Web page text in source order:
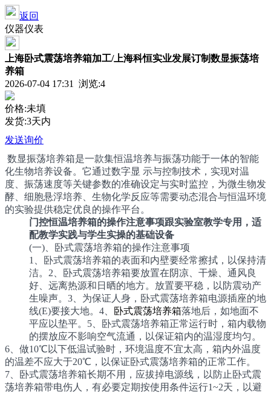
返回
仪器仪表
上海卧式震荡培养箱加工/上海科恒实业发展订制数显振荡培
养箱
2026-07-04 17:31 浏览:4
价格:未填
发货:3天内
发送询价
数显振荡培养箱是一款集恒温培养与振荡功能于一体的智能
化生物培养设备。它通过数字显 示与控制技术，实现对温
度、振荡速度等关键参数的准确设定与实时监控，为微生物发
酵、细胞悬浮培养、生物化学反应等需要动态混合与恒温环境
的实验提供稳定优良的操作平台。
门控恒温培养箱的操作注意事项跟实验室教学专用，适
配教学实践与学生实操的基础设备
(一)、卧式震荡培养箱的操作注意事项
1、卧式震荡培养箱的表面和内壁要经常擦拭，以保持清
洁。2、卧式震荡培养箱要放置在阴凉、干燥、通风良
好、远离热源和日晒的地方。放置要平稳，以防震动产
生噪声。3、为保证人身，卧式震荡培养箱电源插座的地
线(E)要接大地。4、
卧式震荡培养箱落地后，如地面不
平应以垫平。5、卧式震荡培养箱正常运行时，箱内载物
的摆放应不影响空气流通，以保证箱内的温湿度均匀。
6、做10℃以下低温试验时，环境温度不宜太高，箱内外温度
的温差不应大于20℃，以保证卧式震荡培养箱的正常工作。
7、卧式震荡培养箱长期不用，应拔掉电源线，以防止卧式震
荡培养箱带电伤人，有必要定期按使用条件运行1~2天，以避